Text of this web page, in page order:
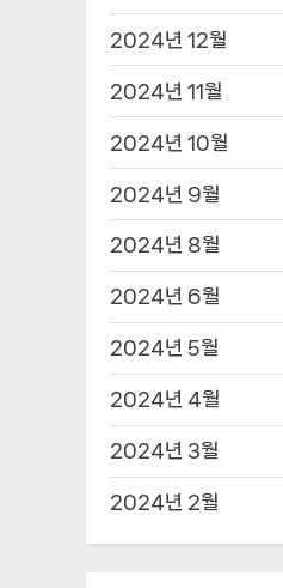
2024년 12월
2024년 11월
2024년 10월
2024년 9월
2024년 8월
2024년 6월
2024년 5월
2024년 4월
2024년 3월
2024년 2월